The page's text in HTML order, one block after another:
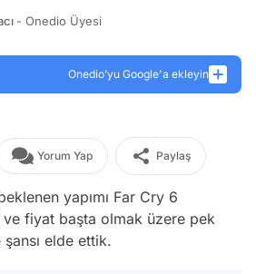
- Onedio Üyesi
Onedio’yu Google'a ekleyin
Yorum Yap Paylaş
yapımı Far Cry 6
ve fiyat başta olmak üzere pek
elde ettik.